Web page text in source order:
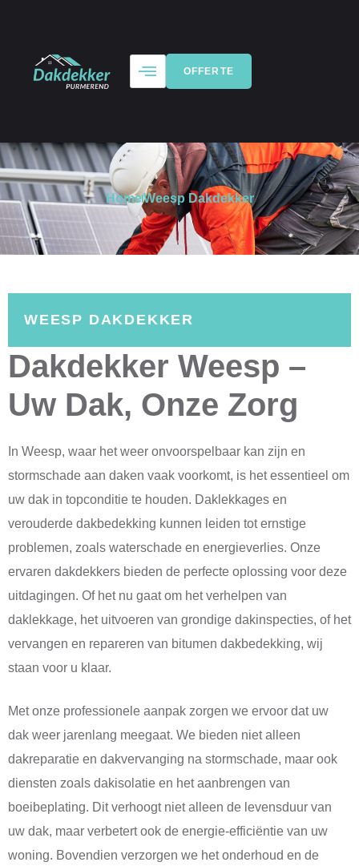
OFFERTE
HomeWeesp Dakdekker
WEESP DAKDEKKER
Dakdekker Weesp –
Uw Dak, Onze Zorg
In Weesp, waar het weer onvoorspelbaar kan zijn en
stormschade aan daken vaak voorkomt, is het essentieel om
uw dak in topconditie te houden. Daklekkages en
verouderde dakbedekking kunnen leiden tot ernstige
problemen, zoals waterschade en energieverlies. Onze
ervaren dakdekkers bieden de perfecte oplossing voor deze
uitdagingen. Of het nu gaat om het verhelpen van
daklekkage, het uitvoeren van grondige dakinspecties, of het
vervangen en repareren van bitumen dakbedekking, wij
staan voor u klaar.
Met onze professionele aanpak zorgen we ervoor dat uw
dak weer jarenlang meegaat. We bieden niet alleen
dakreparatie en dakvervanging na stormschade, maar ook
diensten zoals dakisolatie en het aanbrengen van
boeibeplating. Dit verhoogt niet alleen de levensduur van
uw dak, maar verbetert ook de energie-efficiëntie van uw
woning. Bovendien verzorgen we het onderhoud en de